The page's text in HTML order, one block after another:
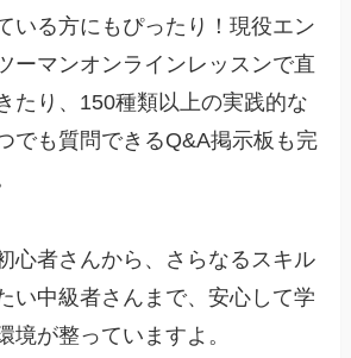
いる方にもぴったり！現役エン
ーマンオンラインレッスンで直
たり、150種類以上の実践的な
でも質問できるQ&A掲示板も完
心者さんから、さらなるスキル
い中級者さんまで、安心して学
境が整っていますよ。